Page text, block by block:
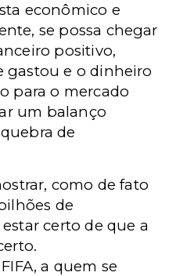
econômico e
se possa chegar
positivo,
gastou e o dinheiro
para o mercado
um balanço
de
como de fato
de
certo de que a
a quem se